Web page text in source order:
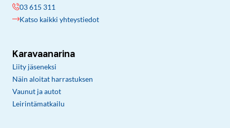
03 615 311
Katso kaikki yhteystiedot
Karavaanarina
Liity jäseneksi
Näin aloitat harrastuksen
Vaunut ja autot
Leirintämatkailu